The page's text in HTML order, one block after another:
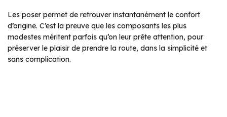
Les poser permet de retrouver instantanément le confort
d’origine. C’est la preuve que les composants les plus
modestes méritent parfois qu’on leur prête attention, pour
préserver le plaisir de prendre la route, dans la simplicité et
sans complication.